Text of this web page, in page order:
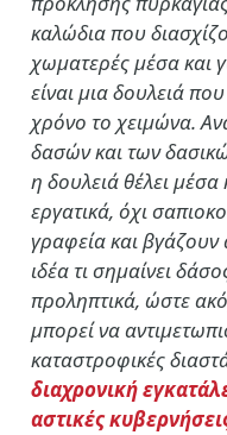
καλώδια που
χωματερές μέσα
είναι μια δουλειά
χρόνο το χειμώνα.
δασών και των
η δουλειά θέλει μέσα
εργατικά, όχι
γραφεία και
ιδέα τι σημαίνει
προληπτικά, ώστε
μπορεί να
καταστροφικές
διαχρονική
αστικές